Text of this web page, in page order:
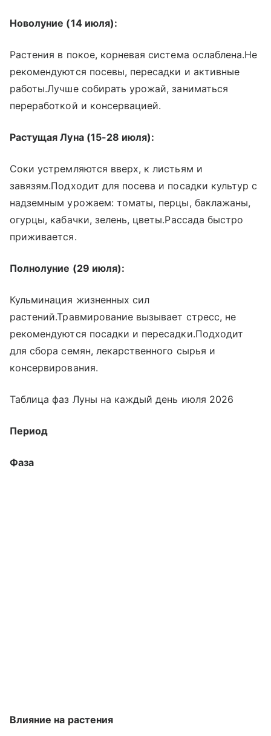
Новолуние (14 июля):
Растения в покое, корневая система ослаблена.Не
рекомендуются посевы, пересадки и активные
работы.Лучше собирать урожай, заниматься
переработкой и консервацией.
Растущая Луна (15-28 июля):
Соки устремляются вверх, к листьям и
завязям.Подходит для посева и посадки культур с
надземным урожаем: томаты, перцы, баклажаны,
огурцы, кабачки, зелень, цветы.Рассада быстро
приживается.
Полнолуние (29 июля):
Кульминация жизненных сил
растений.Травмирование вызывает стресс, не
рекомендуются посадки и пересадки.Подходит
для сбора семян, лекарственного сырья и
консервирования.
Таблица фаз Луны на каждый день июля 2026
Период
Фаза
Влияние на растения